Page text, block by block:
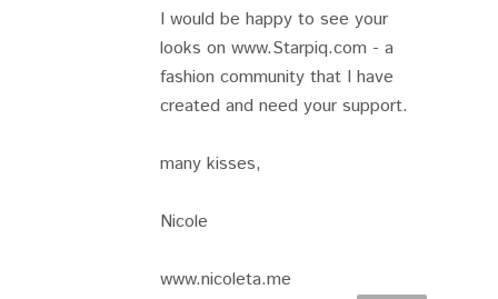
I would be happy to see your
looks on www.Starpiq.com - a
fashion community that I have
created and need your support.
many kisses,
Nicole
www.nicoleta.me